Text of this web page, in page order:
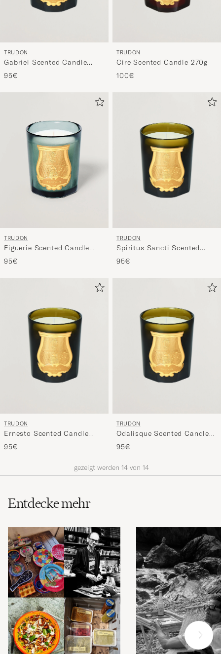
TRUDON
Gabriel Scented Candle
270g
95€
TRUDON
Cire Scented Candle 270g
100€
TRUDON
Figuerie Scented Candle
270g
95€
TRUDON
Spiritus Sancti Scented
Candle 270g
95€
TRUDON
Ernesto Scented Candle
270g
95€
TRUDON
Odalisque Scented Candle
270g
95€
gezeigt werden 14 von 14
Entdecke mehr